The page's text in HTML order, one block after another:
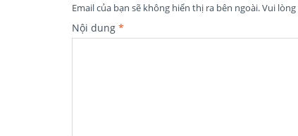
Email của bạn sẽ không hiển thị ra bên ngoài.Vui
Nội dung *